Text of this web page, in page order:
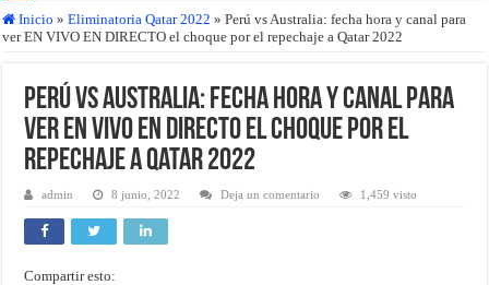
Inicio » Eliminatoria Qatar 2022 » Perú vs Australia: fecha hora y canal para
ver EN VIVO EN DIRECTO el choque por el repechaje a Qatar 2022
Perú vs Australia: fecha hora y canal para
ver EN VIVO EN DIRECTO el choque por el
repechaje a Qatar 2022
admin 8 junio, 2022 Deja un comentario 1,459 visto
Compartir esto: